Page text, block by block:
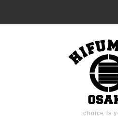
choice is